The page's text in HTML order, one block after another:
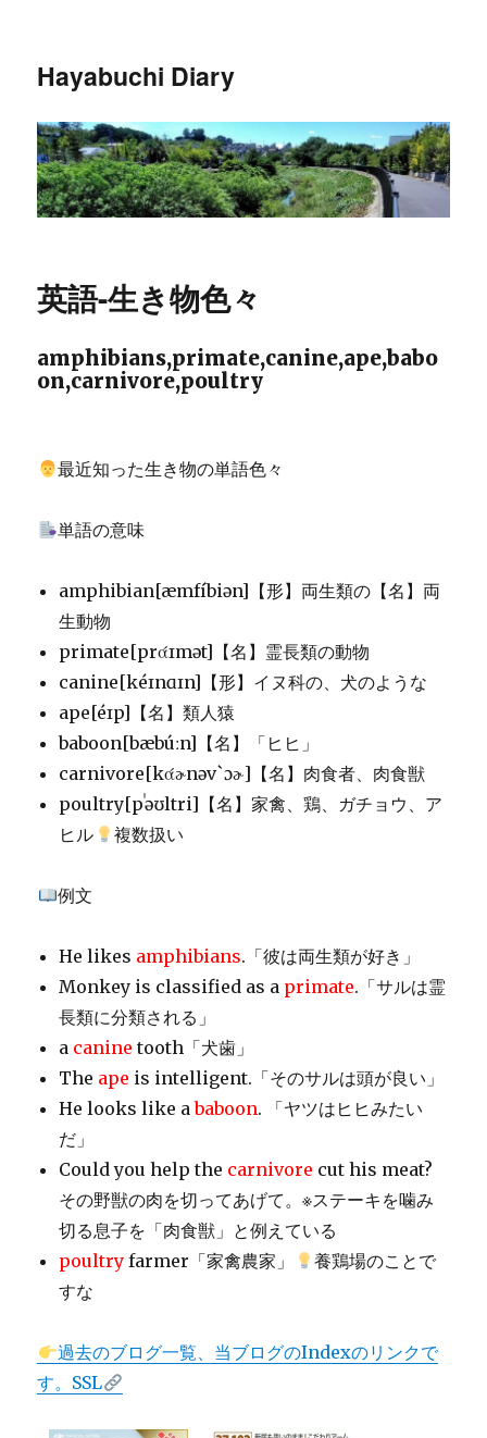
Hayabuchi Diary
英語-生き物色々
amphibians,primate,canine,ape,babo
on,carnivore,poultry
最近知った生き物の単語色々
単語の意味
amphibian[æmfíbiən]【形】両生類の【名】両
生動物
primate[prάɪmət]【名】霊長類の動物
canine[kéɪnɑɪn]【形】イヌ科の、犬のような
ape[éɪp]【名】類人猿
baboon[bæbúːn]【名】「ヒヒ」
carnivore[kάɚnəv`ɔɚ]【名】肉食者、肉食獣
poultry[pˈəʊltri]【名】家禽、鶏、ガチョウ、ア
ヒル
複数扱い
例文
He likes amphibians.「彼は両生類が好き」
Monkey is classified as a primate.「サルは霊
長類に分類される」
a canine tooth「犬歯」
The ape is intelligent.「そのサルは頭が良い」
He looks like ababoon. 「ヤツはヒヒみたい
だ」
Could you help the carnivore cut his meat?
その野獣の肉を切ってあげて。※ステーキを噛み
切る息子を「肉食獣」と例えている
poultry farmer「家禽農家」
養鶏場のことで
すな
過去のブログ一覧、当ブログのIndexのリンクで
す。SSL